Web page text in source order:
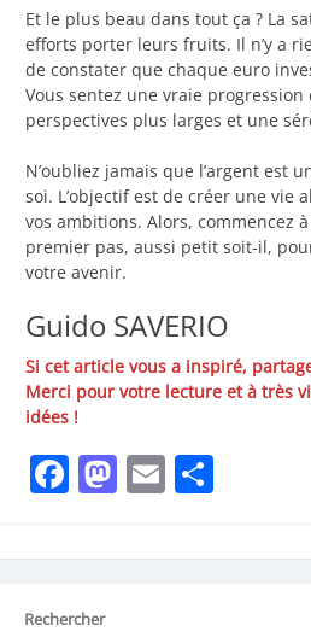
Et le plus beau dans tout ça ? La
efforts porter leurs fruits. Il n’y a
de constater que chaque euro
Vous sentez une vraie progression
perspectives plus larges et une
N’oubliez jamais que l’argent est
soi. L’objectif est de créer une vie
vos ambitions. Alors, commencez
premier pas, aussi petit soit-il,
votre avenir.
Guido SAVERIO
Si cet article vous a inspiré,
Merci pour votre lecture et à très
idées !
Facebook
Mastodon
Email
Rechercher